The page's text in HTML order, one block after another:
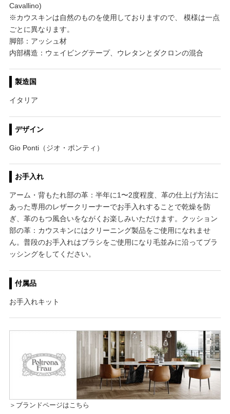
Cavallino)
※カウスキンは自然のものを使用しておりますので、 模様は一点
ごとに異なります。
脚部：アッシュ材
内部構造：ウェイビングテープ、ウレタンとダクロンの混合
製造国
イタリア
デザイン
Gio Ponti（ジオ・ポンティ）
お手入れ
アーム・背もたれ部の革：半年に1〜2度程度、革の仕上げ方法に
あった専用のレザークリーナーでお手入れすることで乾燥を防
ぎ、革のもつ風合いをながくお楽しみいただけます。クッション
部の革：カウスキンにはクリーニング製品をご使用になれませ
ん。普段のお手入れはブラシをご使用になり毛並みに沿ってブラ
ッシングをしてください。
付属品
お手入れキット
＞ブランドページはこちら